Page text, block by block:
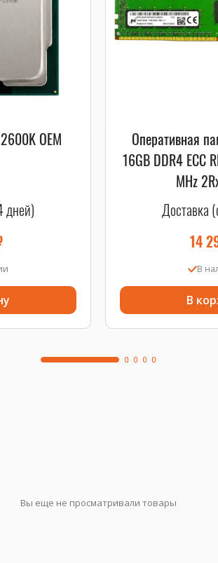
OEM
дней)
Оперативная
16GB DDR4 ECC
MHz
Доставка
14
В
В
Вы еще не просматривали товары